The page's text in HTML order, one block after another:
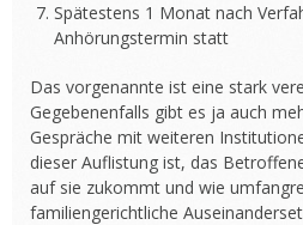
Spätestens 1 Monat nach
Anhörungstermin statt
Das vorgenannte ist eine stark
Gegebenenfalls gibt es ja auch
Gespräche mit weiteren
dieser Auflistung ist, das
auf sie zukommt und wie
familiengerichtliche